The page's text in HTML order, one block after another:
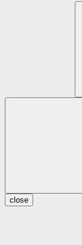
close